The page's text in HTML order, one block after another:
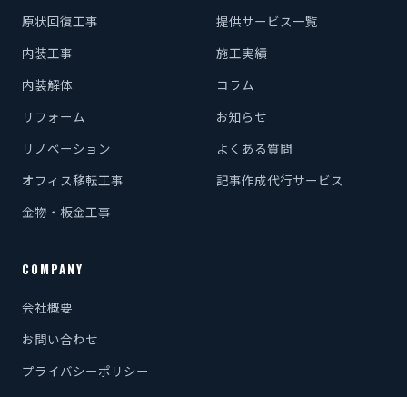
原状回復工事
内装工事
内装解体
リフォーム
リノベーション
オフィス移転工事
金物・板金工事
提供サービス一覧
施工実績
コラム
お知らせ
よくある質問
記事作成代行サービス
COMPANY
会社概要
お問い合わせ
プライバシーポリシー